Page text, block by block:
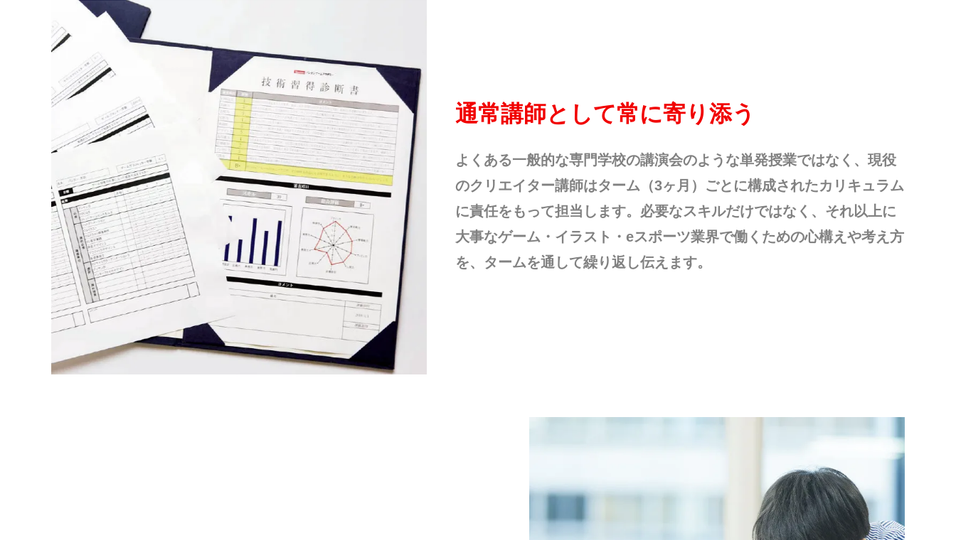
通常講師として常に寄り添う
よくある一般的な専門学校の講演会のような単発授業ではなく、現役
のクリエイター講師はターム（3ヶ月）ごとに構成されたカリキュラム
に責任をもって担当します。必要なスキルだけではなく、それ以上に
大事なゲーム・イラスト・eスポーツ業界で働くための心構えや考え方
を、タームを通して繰り返し伝えます。